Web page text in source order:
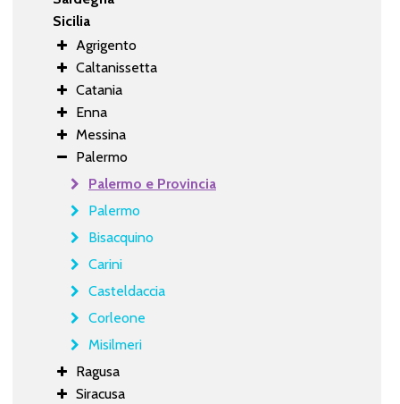
Sicilia
Agrigento
Caltanissetta
Catania
Enna
Messina
Palermo
Palermo e Provincia
Palermo
Bisacquino
Carini
Casteldaccia
Corleone
Misilmeri
Ragusa
Siracusa